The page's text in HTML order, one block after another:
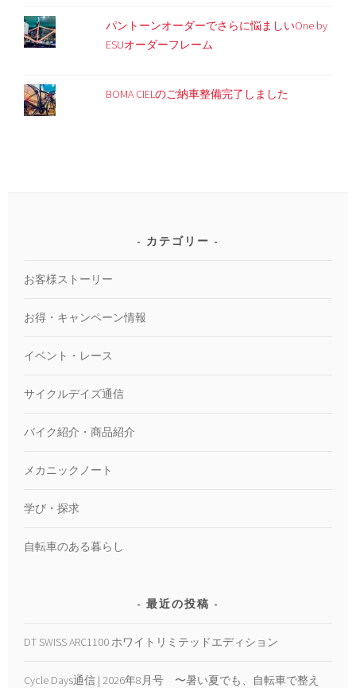
パントーンオーダーでさらに悩ましいOne by
ESUオーダーフレーム
BOMA CIELのご納車整備完了しました
カテゴリー
お客様ストーリー
お得・キャンペーン情報
イベント・レース
サイクルデイズ通信
バイク紹介・商品紹介
メカニックノート
学び・探求
自転車のある暮らし
最近の投稿
DT SWISS ARC1100 ホワイトリミテッドエディション
Cycle Days通信 | 2026年8月号 〜暑い夏でも、自転車で整え